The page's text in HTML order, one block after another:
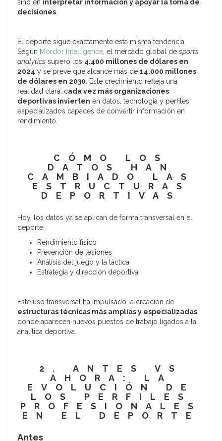
sino en interpretar información y apoyar la toma de
decisiones.
El deporte sigue exactamente esta misma tendencia.
Según Mordor Intelligence, el mercado global de sports
analytics superó los 4.400 millones de dólares en
2024 y se prevé que alcance más de 14.000 millones
de dólares en 2030. Este crecimiento refleja una
realidad clara: cada vez más organizaciones
deportivas invierten en datos, tecnología y perfiles
especializados capaces de convertir información en
rendimiento.
CÓMO LOS
DATOS HAN
CAMBIADO LAS
ESTRUCTURAS
DEPORTIVAS
Hoy, los datos ya se aplican de forma transversal en el
deporte:
Rendimiento físico
Prevención de lesiones
Análisis del juego y la táctica
Estrategia y dirección deportiva
Este uso transversal ha impulsado la creación de
estructuras técnicas más amplias y especializadas,
donde aparecen nuevos puestos de trabajo ligados a la
analítica deportiva.
2. ANTES VS
AHORA: LA
EVOLUCIÓN DE
LOS PERFILES
PROFESIONALES
EN EL DEPORTE
Antes